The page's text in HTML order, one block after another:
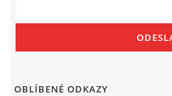
OBLÍBENÉ ODKAZY